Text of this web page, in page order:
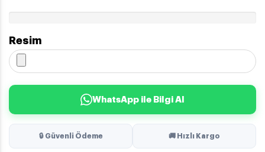
Resim
WhatsApp ile Bilgi Al
🔒 Güvenli Ödeme 🚚 Hızlı Kargo